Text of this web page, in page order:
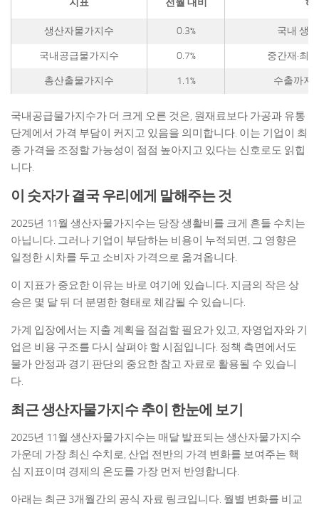
생산자물가지수 0.3% 국내 생
국내공급물가지수 0.7% 중간재·최
총산출물가지수 1.1% 수출까지
국내공급물가지수가 더 크게 오른 것은, 원재료보다 가공과 유통
단계에서 가격 부담이 커지고 있음을 의미합니다. 이는 기업이 최
종 가격을 조정할 가능성이 점점 높아지고 있다는 신호로도 읽힙
니다.
이 숫자가 결국 우리에게 말해주는 것
2025년 11월 생산자물가지수는 당장 생활비를 크게 흔들 수치는
아닙니다. 그러나 기업이 부담하는 비용이 누적되면, 그 영향은
일정한 시차를 두고 소비자 가격으로 옮겨옵니다.
이 지표가 중요한 이유는 바로 여기에 있습니다. 지금의 작은 상
승은 몇 달 뒤 더 분명한 형태로 체감될 수 있습니다.
가계 입장에서는 지출 계획을 점검할 필요가 있고, 자영업자와 기
업은 비용 구조를 다시 살펴야 할 시점입니다. 정책 측면에서도
물가 안정과 경기 판단의 중요한 참고 자료로 활용될 수 있습니
다.
최근 생산자물가지수 추이 한눈에 보기
2025년 11월 생산자물가지수는 매달 발표되는 생산자물가지수
가운데 가장 최신 수치로, 산업 전반의 가격 변화를 보여주는 핵
심 지표이며 경제의 온도를 가장 먼저 반영합니다.
아래는 최근 3개월간의 공식 자료 링크입니다. 월별 변화를 비교